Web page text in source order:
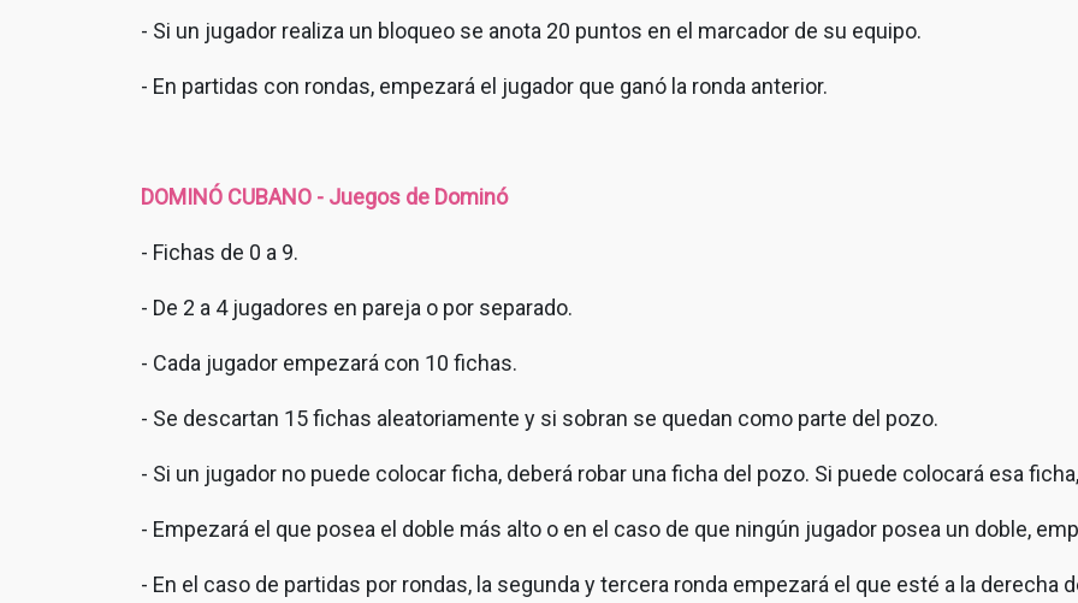
- Si un jugador realiza un bloqueo se anota 20 puntos en el marcador de su equipo.
- En partidas con rondas, empezará el jugador que ganó la ronda anterior.
DOMINÓ CUBANO - Juegos de Dominó
- Fichas de 0 a 9.
- De 2 a 4 jugadores en pareja o por separado.
- Cada jugador empezará con 10 fichas.
- Se descartan 15 fichas aleatoriamente y si sobran se quedan como parte del pozo.
- Si un jugador no puede colocar ficha, deberá robar una ficha del pozo. Si puede colocará esa
- Empezará el que posea el doble más alto o en el caso de que ningún jugador posea un doble,
- En el caso de partidas por rondas, la segunda y tercera ronda empezará el que esté a la derecha